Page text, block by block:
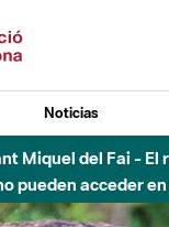
Noticias
Besós -